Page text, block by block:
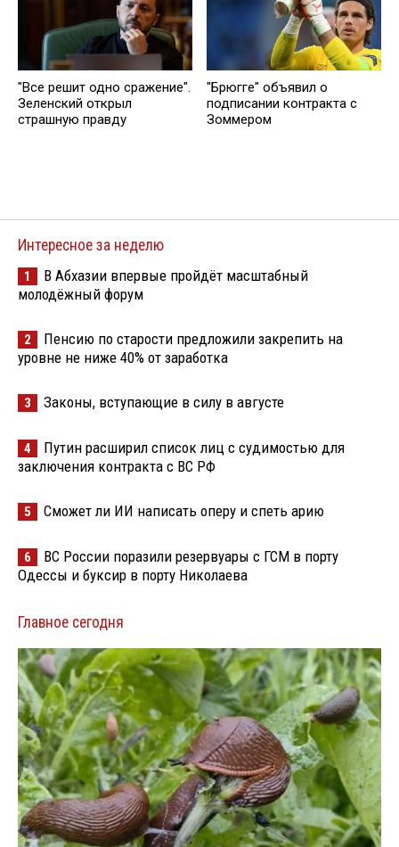
"Все решит одно сражение".
Зеленский открыл
страшную правду
"Брюгге" объявил о
подписании контракта с
Зоммером
Интересное за неделю
1
В Абхазии впервые пройдёт масштабный
молодёжный форум
2
Пенсию по старости предложили закрепить на
уровне не ниже 40% от заработка
3 Законы, вступающие в силу в августе
4
Путин расширил список лиц с судимостью для
заключения контракта с ВС РФ
5 Сможет ли ИИ написать оперу и спеть арию
6
ВС России поразили резервуары с ГСМ в порту
Одессы и буксир в порту Николаева
Главное сегодня